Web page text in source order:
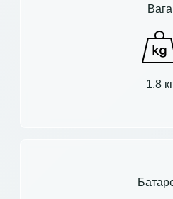
Вага
1.8 кг